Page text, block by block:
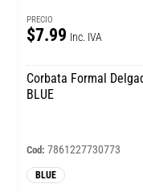
PRECIO
$7.99 Inc. IVA
Corbata Formal
BLUE
Cod: 7861227730773
BLUE